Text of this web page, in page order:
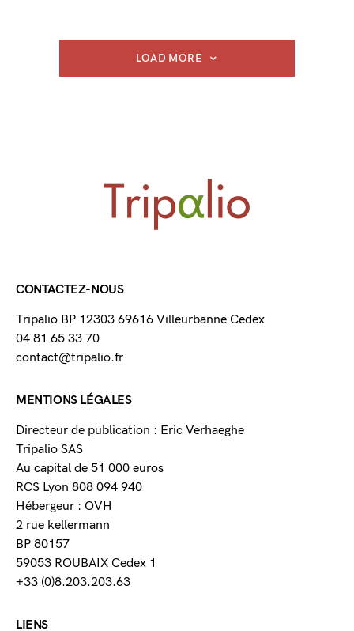
LOAD MORE
CONTACTEZ-NOUS
Tripalio BP 12303 69616 Villeurbanne Cedex
04 81 65 33 70
contact@tripalio.fr
MENTIONS LÉGALES
Directeur de publication : Eric Verhaeghe
Tripalio SAS
Au capital de 51 000 euros
RCS Lyon 808 094 940
Hébergeur : OVH
2 rue kellermann
BP 80157
59053 ROUBAIX Cedex 1
+33 (0)8.203.203.63
LIENS